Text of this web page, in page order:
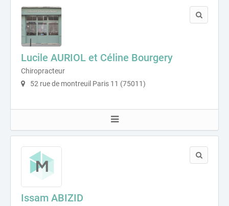
Lucile AURIOL et Céline Bourgery
Chiropracteur
52 rue de montreuil Paris 11 (75011)
Issam ABIZID